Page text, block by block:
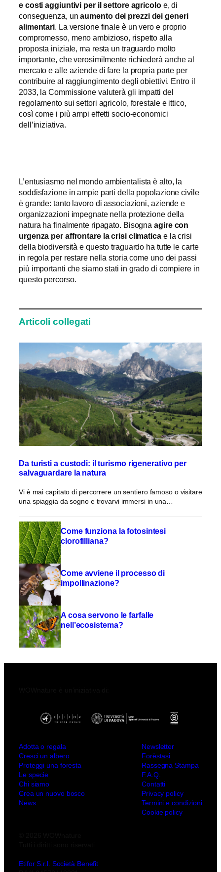
e costi aggiuntivi per il settore agricolo e, di
conseguenza, unaumento dei prezzi dei generi
alimentari. La versione finale è un vero e proprio
compromesso, meno ambizioso, rispetto alla
proposta iniziale, ma resta un traguardo molto
importante, che verosimilmente richiederà anche al
mercato e alle aziende di fare la propria parte per
contribuire al raggiungimento degli obiettivi. Entro il
2033, la Commissione valuterà gli impatti del
regolamento sui settori agricolo, forestale e ittico,
così come i più ampi effetti socio-economici
dell’iniziativa.
L’entusiasmo nel mondo ambientalista è alto, la
soddisfazione in ampie parti della popolazione civile
è grande: tanto lavoro di associazioni, aziende e
organizzazioni impegnate nella protezione della
natura ha finalmente ripagato. Bisognaagire con
urgenza per affrontare la crisi climaticae la crisi
della biodiversità e questo traguardo ha tutte le carte
in regola per restare nella storia come uno dei passi
più importanti che siamo stati in grado di compiere in
questo percorso.
Articoli collegati
Da turisti a custodi: il turismo rigenerativo per
salvaguardare la natura
Vi è mai capitato di percorrere un sentiero famoso o visitare
una spiaggia da sogno e trovarvi immersi in una…
Come funziona la fotosintesi
clorofilliana?
Come avviene il processo di
impollinazione?
A cosa servono le farfalle
nell’ecosistema?
Adotta o regala
Cresci un albero
Proteggi una foresta
Le specie
Chi siamo
Crea un nuovo bosco
News
Newsletter
Forèstasi
Rassegna Stampa
F.A.Q.
Contatti
Privacy policy
Termini e condizioni
Cookie policy
Etifor S.r.l. Società Benefit